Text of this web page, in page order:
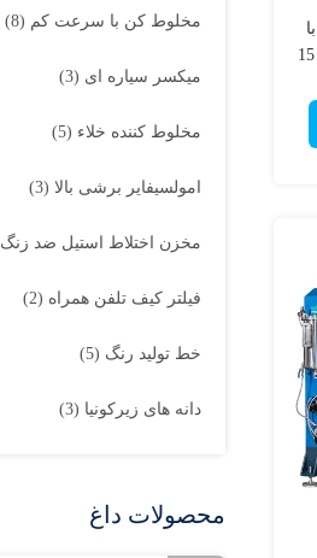
مخلوط کن با سرعت کم (8)
میکسر سیاره ای (3)
مخلوط کننده خلاء (5)
امولسیفایر برشی بالا (3)
مخزن اختلاط استیل ضد زنگ
فیلتر کیف تلفن همراه (2)
خط تولید رنگ (5)
دانه های زیرکونیا (3)
محصولات داغ
ظرفیت 3 لیتر، آسیاب مهره ای افقی 15